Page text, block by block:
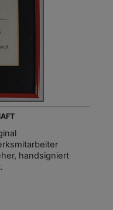
handsigniert